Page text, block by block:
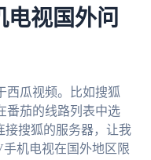
电视国外问
西瓜视频。比如搜狐
番茄的线路列表中选
接搜狐的服务器，让我
机电视在国外地区限